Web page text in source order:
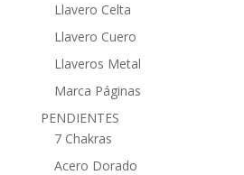
Llavero Celta
Llavero Cuero
Llaveros Metal
Marca Páginas
PENDIENTES
7 Chakras
Acero Dorado